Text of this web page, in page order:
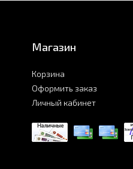
Магазин
Корзина
Оформить заказ
Личный кабинет